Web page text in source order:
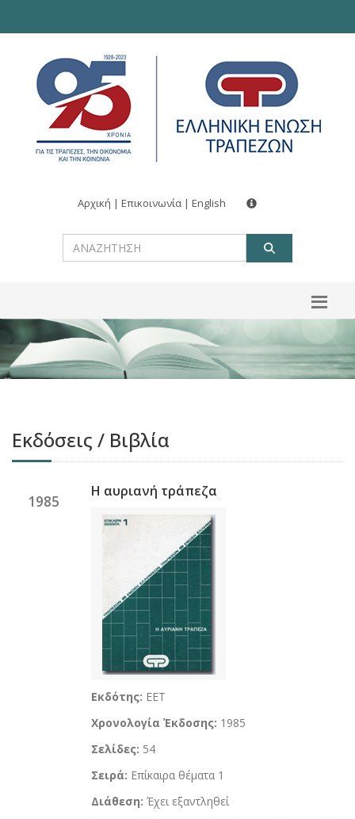
Αρχική | Επικοινωνία | English
Εκδόσεις / Βιβλία
1985
Η αυριανή τράπεζα
Εκδότης: ΕΕΤ
Χρονολογία Έκδοσης: 1985
Σελίδες: 54
Σειρά: Επίκαιρα θέματα 1
Διάθεση: Έχει εξαντληθεί